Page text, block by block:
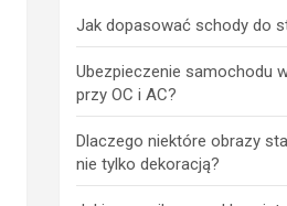
Jak dopasować schody do
Ubezpieczenie samochodu
przy OC i AC?
Dlaczego niektóre obrazy
nie tylko dekoracją?